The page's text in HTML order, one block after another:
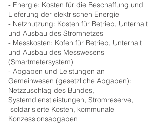
- Energie: Kosten für die Beschaffung und
Lieferung der elektrischen Energie
- Netznutzung: Kosten für Betrieb, Unterhalt
und Ausbau des Stromnetzes
- Messkosten: Kofen für Betrieb, Unterhalt
und Ausbau des Messwesens
(Smartmetersystem)
- Abgaben und Leistungen an
Gemeinwesen (gesetzliche Abgaben):
Netzzuschlag des Bundes,
Systemdienstleistungen, Stromreserve,
soldarisierte Kosten, kommunale
Konzessionsabgaben